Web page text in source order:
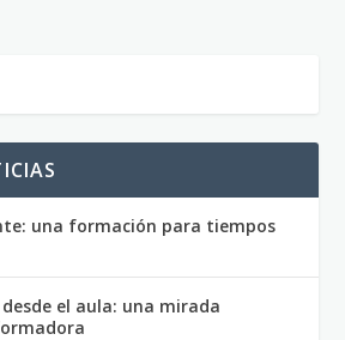
una formación para tiempos
el aula: una mirada